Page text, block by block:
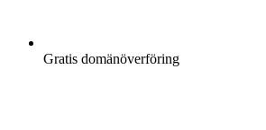
Gratis domänöverföring